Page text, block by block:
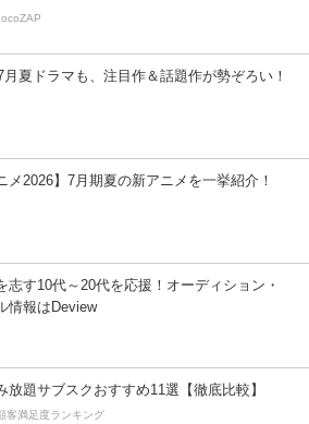
月夏ドラマも、注目作＆話題作が勢ぞろい！
メ2026】7月期夏の新アニメを一挙紹介！
志す10代～20代を応援！オーディション・
情報はDeview
放題サブスクおすすめ11選【徹底比較】
客満足度ランキング